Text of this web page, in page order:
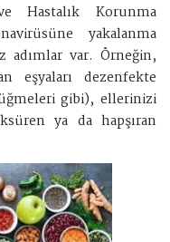
Hastalık Korunma
yakalanma
adımlar var. Örneğin,
eşyaları dezenfekte
gibi), ellerinizi
ya da hapşıran